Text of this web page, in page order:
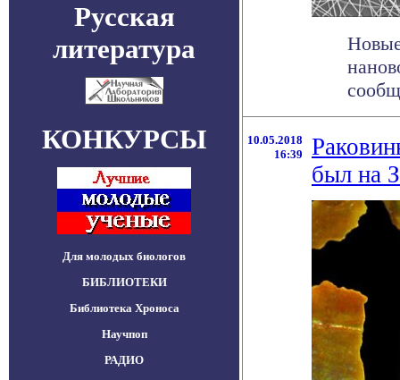
Русская
литература
КОНКУРСЫ
Для молодых биологов
БИБЛИОТЕКИ
Библиотека Хроноса
Научпоп
РАДИО
10.05.2018
16:39
был на